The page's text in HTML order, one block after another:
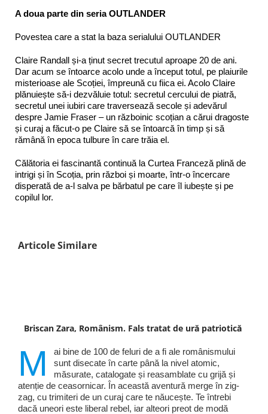
A doua parte din seria OUTLANDER
Povestea care a stat la baza serialului OUTLANDER
Claire Randall și-a ținut secret trecutul aproape 20 de ani.
Dar acum se întoarce acolo unde a început totul, pe plaiurile
misterioase ale Scoției, împreună cu fiica ei. Acolo Claire
plănuiește să-i dezvăluie totul: secretul cercului de piatră,
secretul unei iubiri care traversează secole și adevărul
despre Jamie Fraser – un războinic scoțian a cărui dragoste
și curaj a făcut-o pe Claire să se întoarcă în timp și să
rămână în epoca tulbure în care trăia el.
Călătoria ei fascinantă continuă la Curtea Franceză plină de
intrigi și în Scoția, prin război și moarte, într-o încercare
disperată de a-l salva pe bărbatul pe care îl iubește și pe
copilul lor.
Articole Similare
Briscan Zara, Românism. Fals tratat de ură patriotică
M
ai bine de 100 de feluri de a fi ale românismului
sunt disecate în carte până la nivel atomic,
măsurate, catalogate și reasamblate cu grijă și
atenție de ceasornicar. În această aventură merge în zig-
zag, cu trimiteri de un curaj care te năucește. Te întrebi
dacă uneori este liberal rebel, iar alteori preot de modă